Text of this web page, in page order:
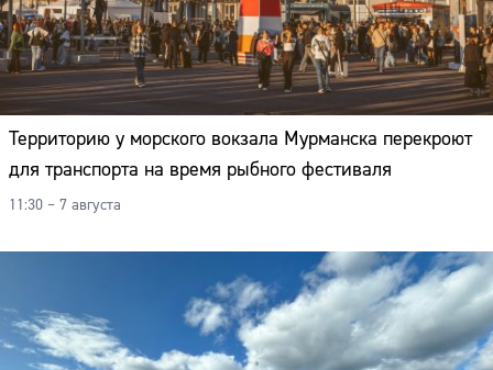
Территорию у морского вокзала Мурманска перекроют
для транспорта на время рыбного фестиваля
11:30 – 7 августа